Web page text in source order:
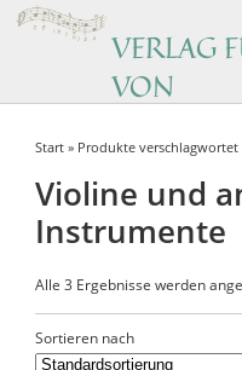
VERLAG
VON
Music by women composers
Start » Produkte
Violine und
Instrumente
Alle 3 Ergebnisse werden
Sortieren nach